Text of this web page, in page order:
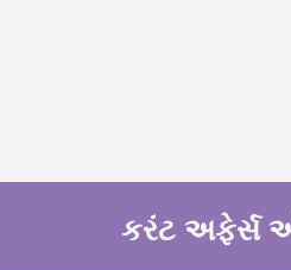
કરંટ અફેર્સ